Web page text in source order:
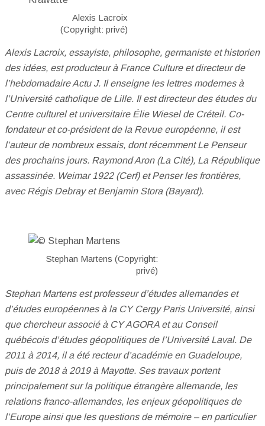
Alexis Lacroix
(Copyright: privé)
Alexis Lacroix, essayiste, philosophe, germaniste et historien
des idées, est producteur à France Culture et directeur de
l’hebdomadaire Actu J. Il enseigne les lettres modernes à
l’Université catholique de Lille. Il est directeur des études du
Centre culturel et universitaire Élie Wiesel de Créteil. Co-
fondateur et co-président de la Revue européenne, il est
l’auteur de nombreux essais, dont récemment Le Penseur
des prochains jours. Raymond Aron (La Cité), La République
assassinée. Weimar 1922 (Cerf) et Penser les frontières,
avec Régis Debray et Benjamin Stora (Bayard).
Stephan Martens (Copyright:
privé)
Stephan Martens est professeur d’études allemandes et
d’études européennes à la CY Cergy Paris Université, ainsi
que chercheur associé à CY AGORA et au Conseil
québécois d’études géopolitiques de l’Université Laval. De
2011 à 2014, il a été recteur d’académie en Guadeloupe,
puis de 2018 à 2019 à Mayotte. Ses travaux portent
principalement sur la politique étrangère allemande, les
relations franco-allemandes, les enjeux géopolitiques de
l’Europe ainsi que les questions de mémoire – en particulier